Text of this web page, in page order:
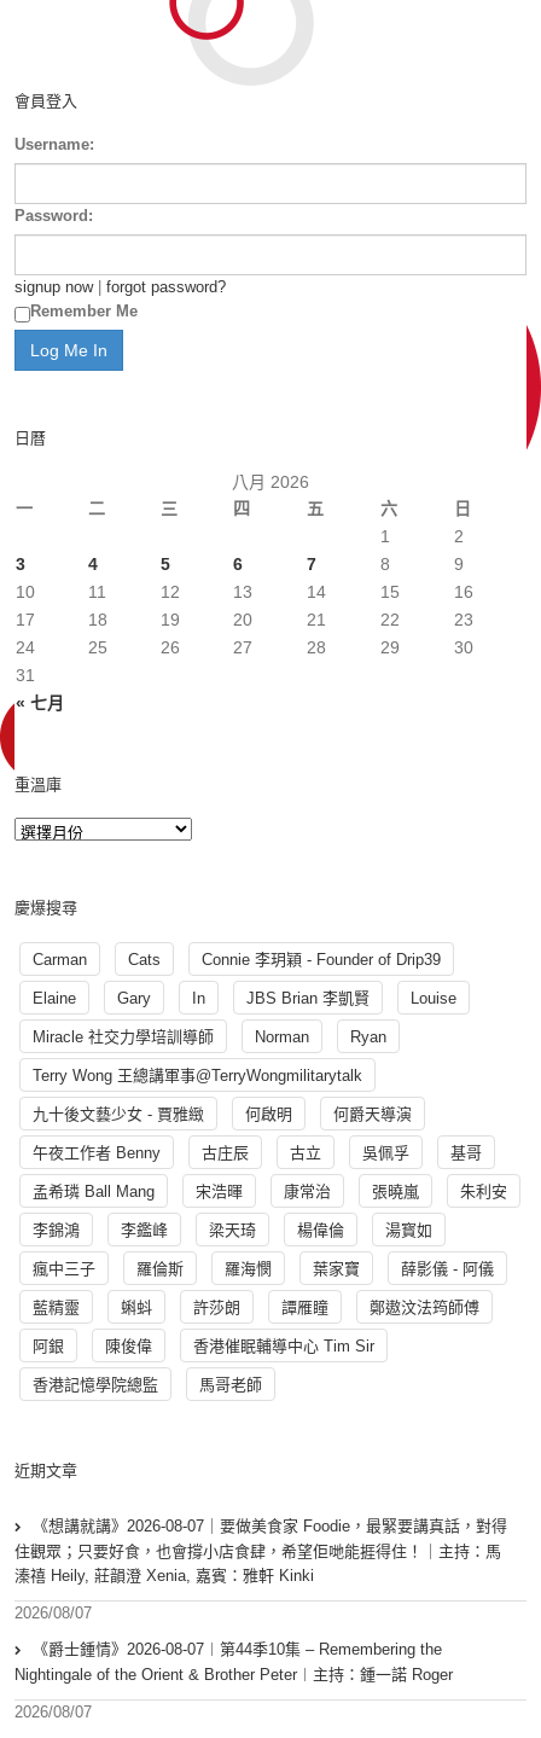
會員登入
Username:
Password:
signup now| forgot password?
Remember Me
日曆
八月 2026
一
二 三 四 五 六 日
« 七月
1
2
3
4 5 6 7 8
9
10
11 12 13 14 15
16
17
18 19 20 21 22
23
24
25 26 27 28 29
30
31
重溫庫
慶爆搜尋
Carman Cats Connie 李玥穎 - Founder of Drip39
Elaine Gary In JBS Brian 李凱賢 Louise
Miracle 社交力學培訓導師 Norman Ryan
Terry Wong 王總講軍事@TerryWongmilitarytalk
九十後文藝少女 - 賈雅緻 何啟明 何爵天導演
午夜工作者 Benny 古庄辰 古立 吳佩孚 基哥
孟希璘 Ball Mang 宋浩暉 康常治 張曉嵐 朱利安
李錦鴻 李鑑峰 梁天琦 楊偉倫 湯寳如
瘋中三子 羅倫斯 羅海憫 葉家寶 薛影儀 - 阿儀
藍精靈 蝌蚪 許莎朗 譚雁瞳 鄭遨汶法筠師傅
阿銀 陳俊偉 香港催眠輔導中心 Tim Sir
香港記憶學院總監 馬哥老師
近期文章
《想講就講》2026-08-07｜要做美食家 Foodie，最緊要講真話，對得
住觀眾；只要好食，也會撐小店食肆，希望佢哋能捱得住！｜主持：馬
溱禧 Heily, 莊韻澄 Xenia, 嘉賓：雅軒 Kinki
2026/08/07
《爵士鍾情》2026-08-07︱第44季10集 – Remembering the
Nightingale of the Orient & Brother Peter︱主持：鍾一諾 Roger
2026/08/07